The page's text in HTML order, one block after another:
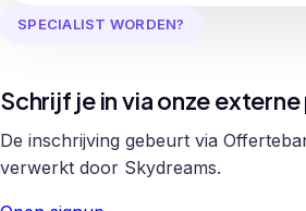
SPECIALIST WORDEN?
Schrijf je in via onze
De inschrijving gebeurt via
verwerkt door Skydreams.